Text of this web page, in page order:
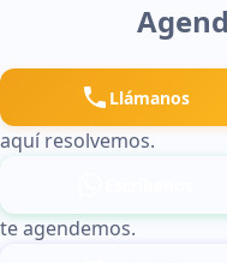
Llámanos
aquí resolvemos.
te agendemos.